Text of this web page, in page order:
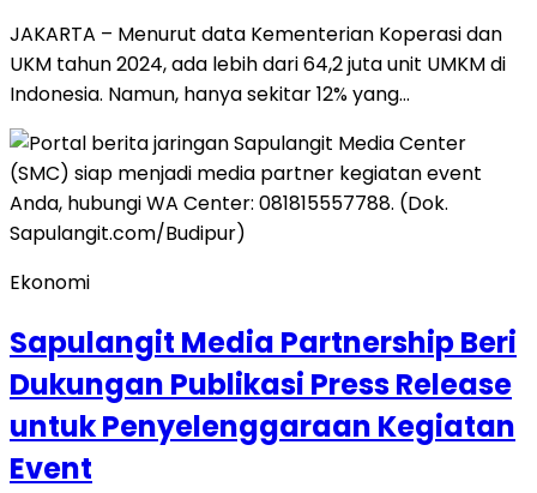
JAKARTA – Menurut data Kementerian Koperasi dan
UKM tahun 2024, ada lebih dari 64,2 juta unit UMKM di
Indonesia. Namun, hanya sekitar 12% yang…
Ekonomi
Sapulangit Media Partnership Beri
Dukungan Publikasi Press Release
untuk Penyelenggaraan Kegiatan
Event